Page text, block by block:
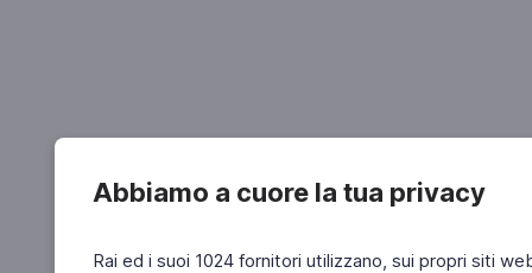
Abbiamo a cuore la tua privacy
Rai ed i suoi 1024 fornitori utilizzano, sui propri siti